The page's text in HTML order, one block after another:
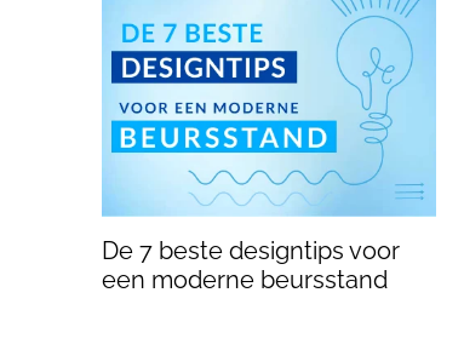
De 7 beste designtips voor
een moderne beursstand